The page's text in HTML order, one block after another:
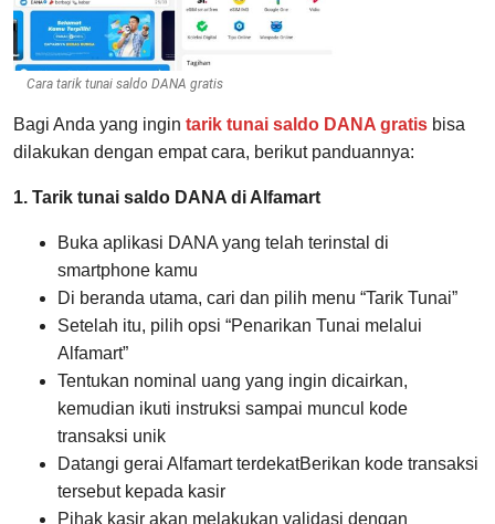
Cara tarik tunai saldo DANA gratis
Bagi Anda yang ingin tarik tunai saldo DANA gratis bisa
dilakukan dengan empat cara, berikut panduannya:
1. Tarik tunai saldo DANA di Alfamart
Buka aplikasi DANA yang telah terinstal di
smartphone kamu
Di beranda utama, cari dan pilih menu “Tarik Tunai”
Setelah itu, pilih opsi “Penarikan Tunai melalui
Alfamart”
Tentukan nominal uang yang ingin dicairkan,
kemudian ikuti instruksi sampai muncul kode
transaksi unik
Datangi gerai Alfamart terdekatBerikan kode transaksi
tersebut kepada kasir
Pihak kasir akan melakukan validasi dengan